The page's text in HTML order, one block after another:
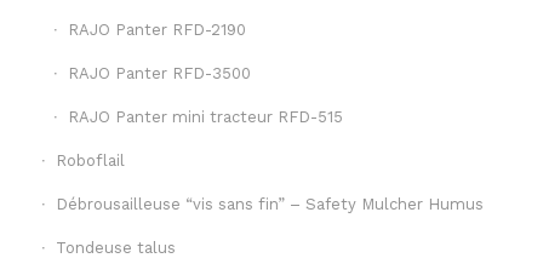
RAJO Panter RFD-2190
RAJO Panter RFD-3500
RAJO Panter mini tracteur RFD-515
Roboflail
Débrousailleuse “vis sans fin” – Safety Mulcher Humus
Tondeuse talus